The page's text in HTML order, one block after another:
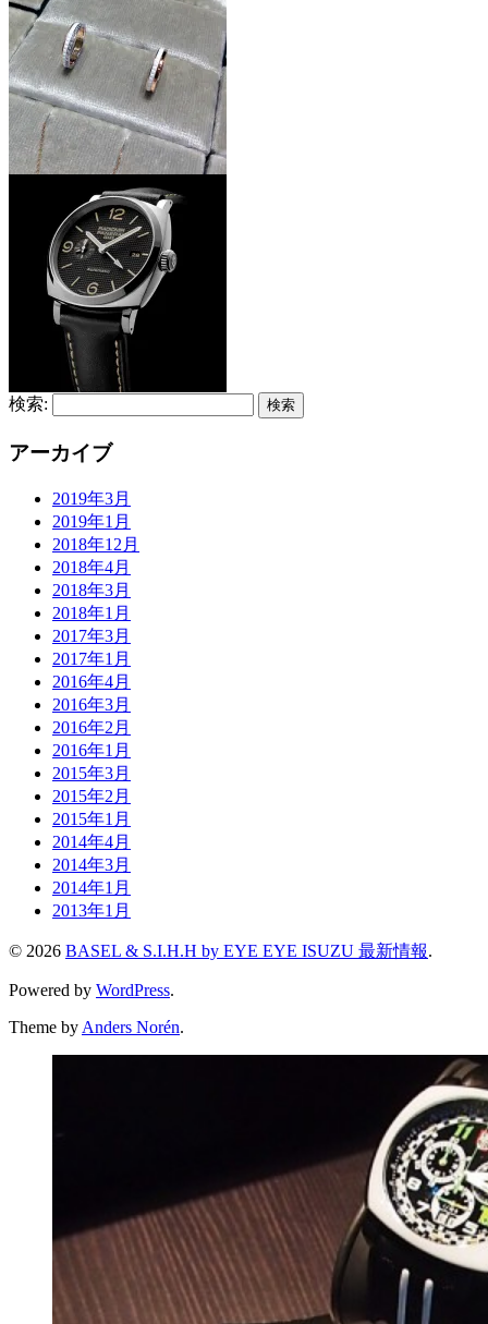
検索:
アーカイブ
2019年3月
2019年1月
2018年12月
2018年4月
2018年3月
2018年1月
2017年3月
2017年1月
2016年4月
2016年3月
2016年2月
2016年1月
2015年3月
2015年2月
2015年1月
2014年4月
2014年3月
2014年1月
2013年1月
© 2026 BASEL & S.I.H.H by EYE EYE ISUZU 最新情報.
Powered by WordPress.
Theme by Anders Norén.